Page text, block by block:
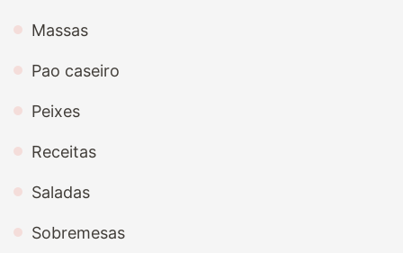
Massas
Pao caseiro
Peixes
Receitas
Saladas
Sobremesas